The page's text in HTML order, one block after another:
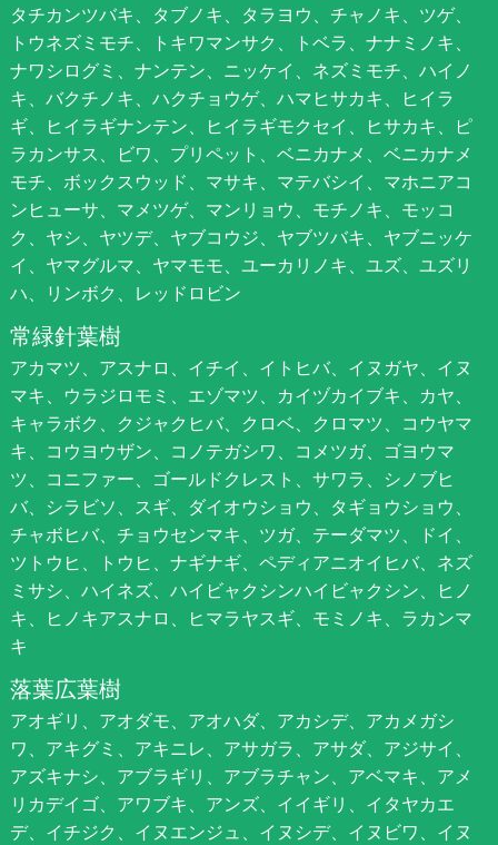
タチカンツバキ、タブノキ、タラヨウ、チャノキ、ツゲ、
トウネズミモチ、トキワマンサク、トベラ、ナナミノキ、
ナワシログミ、ナンテン、ニッケイ、ネズミモチ、ハイノ
キ、バクチノキ、ハクチョウゲ、ハマヒサカキ、ヒイラ
ギ、ヒイラギナンテン、ヒイラギモクセイ、ヒサカキ、ピ
ラカンサス、ビワ、プリペット、ベニカナメ、ベニカナメ
モチ、ボックスウッド、マサキ、マテバシイ、マホニアコ
ンヒューサ、マメツゲ、マンリョウ、モチノキ、モッコ
ク、ヤシ、ヤツデ、ヤブコウジ、ヤブツバキ、ヤブニッケ
イ、ヤマグルマ、ヤマモモ、ユーカリノキ、ユズ、ユズリ
ハ、リンボク、レッドロビン
常緑針葉樹
アカマツ、アスナロ、イチイ、イトヒバ、イヌガヤ、イヌ
マキ、ウラジロモミ、エゾマツ、カイヅカイブキ、カヤ、
キャラボク、クジャクヒバ、クロベ、クロマツ、コウヤマ
キ、コウヨウザン、コノテガシワ、コメツガ、ゴヨウマ
ツ、コニファー、ゴールドクレスト、サワラ、シノブヒ
バ、シラビソ、スギ、ダイオウショウ、タギョウショウ、
チャボヒバ、チョウセンマキ、ツガ、テーダマツ、ドイ、
ツトウヒ、トウヒ、ナギナギ、ペディアニオイヒバ、ネズ
ミサシ、ハイネズ、ハイビャクシンハイビャクシン、ヒノ
キ、ヒノキアスナロ、ヒマラヤスギ、モミノキ、ラカンマ
キ
落葉広葉樹
アオギリ、アオダモ、アオハダ、アカシデ、アカメガシ
ワ、アキグミ、アキニレ、アサガラ、アサダ、アジサイ、
アズキナシ、アブラギリ、アブラチャン、アベマキ、アメ
リカデイゴ、アワブキ、アンズ、イイギリ、イタヤカエ
デ、イチジク、イヌエンジュ、イヌシデ、イヌビワ、イヌ